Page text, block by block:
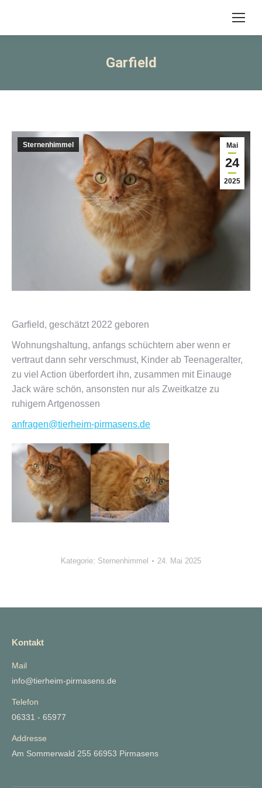
Garfield
Mai
24
2025
Sternenhimmel
Garfield, geschätzt 2022 geboren
Wohnungshaltung, anfangs schüchtern aber wenn er
vertraut dann sehr verschmust, Kinder ab Teenageralter,
zu viel Action überfordert ihn, zusammen mit Einauge
Jack wäre schön, ansonsten nur als Zweitkatze zu
ruhigem Artgenossen
anfragen@tierheim-pirmasens.de
Kategorie: Sternenhimmel 24. Mai 2025
Kontakt
Mail
info@tierheim-pirmasens.de
Telefon
06331 - 65977
Addresse
Am Sommerwald 255 66953 Pirmasens